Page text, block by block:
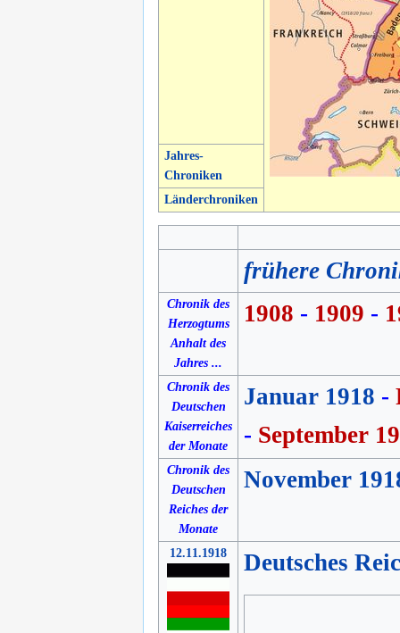
Jahres-
Chroniken
Länderchroniken
frühere
Chronik des
Herzogtums
Anhalt des
Jahres ...
1908 - 1909 -
Chronik des
Deutschen
Kaiserreiches
der Monate
Januar 1918 -
- September
Chronik des
Deutschen
Reiches der
Monate
November
12.11.1918 Deutsches